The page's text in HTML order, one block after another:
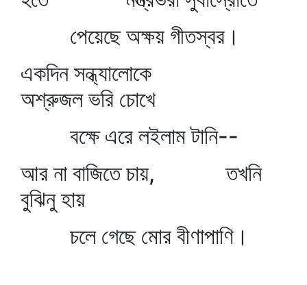
পেয়েছে অক্ষয় গীতস্বর।
একদিন সন্ধ্যালোকে
অশ্রুজল ভরি চোখে
বক্ষে এরে লইলাম টানি--
আর না বাজিতে চায়, তখনি
বুঝিনু হায়
চলে গেছে মোর বীণাপাণি।